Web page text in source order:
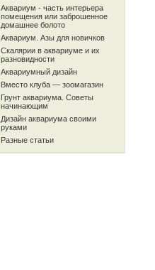
Аквариум - часть интерьера
помещения или заброшенное
домашнее болото
Аквариум. Азы для новичков
Скалярии в аквариуме и их
разновидности
Аквариумный дизайн
Вместо клуба — зоомагазин
Грунт аквариума. Советы
начинающим
Дизайн аквариума своими
руками
Разные статьи